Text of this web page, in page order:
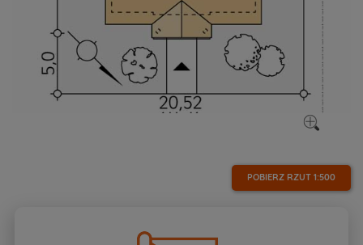
POBIERZ RZUT 1:500